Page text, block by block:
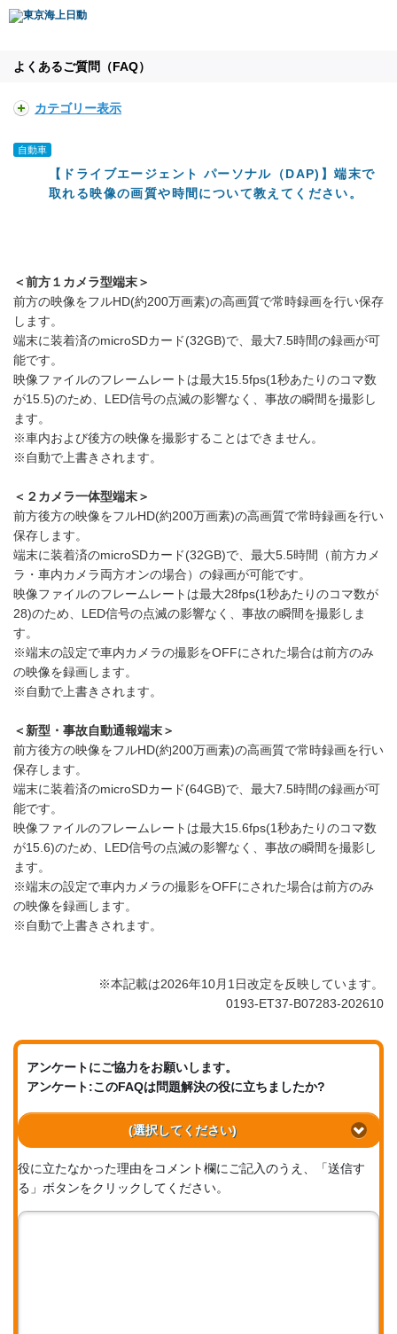
よくあるご質問（FAQ）
カテゴリー表示
自動車
【ドライブエージェント パーソナル（DAP)】端末で
取れる映像の画質や時間について教えてください。
＜前方１カメラ型端末＞
前方の映像をフルHD(約200万画素)の高画質で常時録画を行い保存
します。
端末に装着済のmicroSDカード(32GB)で、最大7.5時間の録画が可
能です。
映像ファイルのフレームレートは最大15.5fps(1秒あたりのコマ数
が15.5)のため、LED信号の点滅の影響なく、事故の瞬間を撮影し
ます。
※車内および後方の映像を撮影することはできません。
※自動で上書きされます。
＜２カメラ一体型端末＞
前方後方の映像をフルHD(約200万画素)の高画質で常時録画を行い
保存します。
端末に装着済のmicroSDカード(32GB)で、最大5.5時間（前方カメ
ラ・車内カメラ両方オンの場合）の録画が可能です。
映像ファイルのフレームレートは最大28fps(1秒あたりのコマ数が
28)のため、LED信号の点滅の影響なく、事故の瞬間を撮影しま
す。
※端末の設定で車内カメラの撮影をOFFにされた場合は前方のみ
の映像を録画します。
※自動で上書きされます。
＜新型・事故自動通報端末＞
前方後方の映像をフルHD(約200万画素)の高画質で常時録画を行い
保存します。
端末に装着済のmicroSDカード(64GB)で、最大7.5時間の録画が可
能です。
映像ファイルのフレームレートは最大15.6fps(1秒あたりのコマ数
が15.6)のため、LED信号の点滅の影響なく、事故の瞬間を撮影し
ます。
※端末の設定で車内カメラの撮影をOFFにされた場合は前方のみ
の映像を録画します。
※自動で上書きされます。
※本記載は2026年10月1日改定を反映しています。
0193-ET37-B07283-202610
アンケートにご協力をお願いします。
アンケート:このFAQは問題解決の役に立ちましたか?
(選択してください)
役に立たなかった理由をコメント欄にご記入のうえ、「送信す
る」ボタンをクリックしてください。